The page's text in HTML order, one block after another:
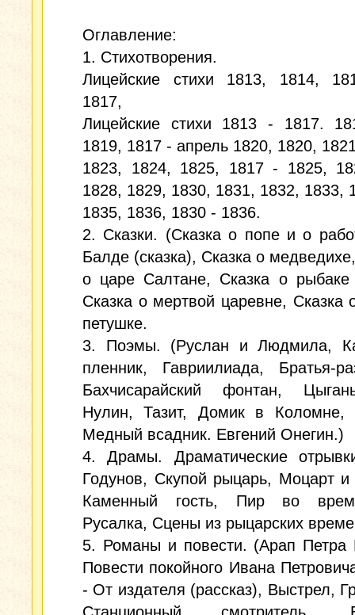
Оглавление:
1. Стихотворения.
Лицейские стихи 1813, 1814,
1817,
Лицейские стихи 1813 - 1817.
1819, 1817 - апрель 1820, 1820,
1823, 1824, 1825, 1817 - 1825,
1828, 1829, 1830, 1831, 1832, 1833,
1835, 1836, 1830 - 1836.
2. Сказки. (Сказка о попе и о
Балде (сказка), Сказка о
о царе Салтане, Сказка о
Сказка о мертвой царевне, Сказка
петушке.
3. Поэмы. (Руслан и Людмила,
пленник, Гавриилиада, Братья-
Бахчисарайский фонтан,
Нулин, Тазит, Домик в Коломне,
Медный всадник. Евгений Онегин.)
4. Драмы. Драматические
Годунов, Скупой рыцарь, Моцарт
Каменный гость, Пир во
Русалка, Сцены из рыцарских
5. Романы и повести. (Арап Петра
Повести покойного Ивана
- От издателя (рассказ), Выстрел,